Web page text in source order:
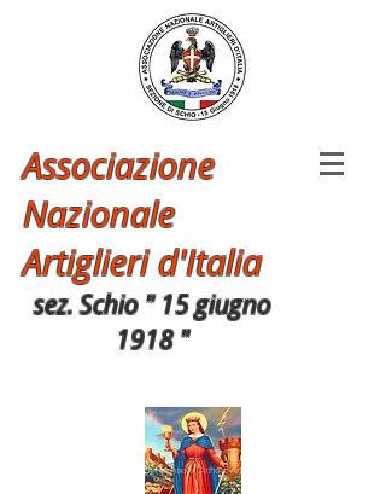
Associazione
Nazionale
Artiglieri d'Italia
sez. Schio " 15 giugno
1918 "